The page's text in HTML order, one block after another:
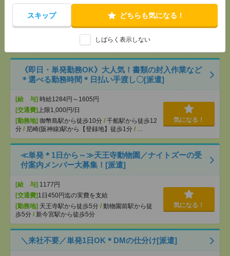
スキップ どちらも気になる！
しばらく表示しない
装ネイル自由＃短時間OK＃日払[派遣]
[給 与]時給1600円
西梅田駅から徒歩3分 / 大阪梅田(阪神線)駅
大阪駅から徒歩4分 /…
《即日・単発勤務OK》大人気！書類の封入作業など
＊選べる勤務時間＊日払い手渡し〇[派遣]
[給 与] 時給1284円～1605円
[交通費] 上限1,000円/日
[勤務地] 御幣島駅から徒歩10分 / 千船駅から徒歩12
分 / 尼崎(阪神線)駅から【登録地】徒歩1分 / …
気になる！
≪単発＊1日から～≫天王寺動物園／ナイトズーの受
付案内メンバー大募集！[派遣]
[給 与] 1177円
[交通費] 1日450円迄の実費を支給
[勤務地] 天王寺駅から徒歩5分 / 動物園前駅から徒
歩5分 / 新今宮駅から徒歩5分
気になる！
＼来社不要／単発1日OK＊DMの仕分け[派遣]